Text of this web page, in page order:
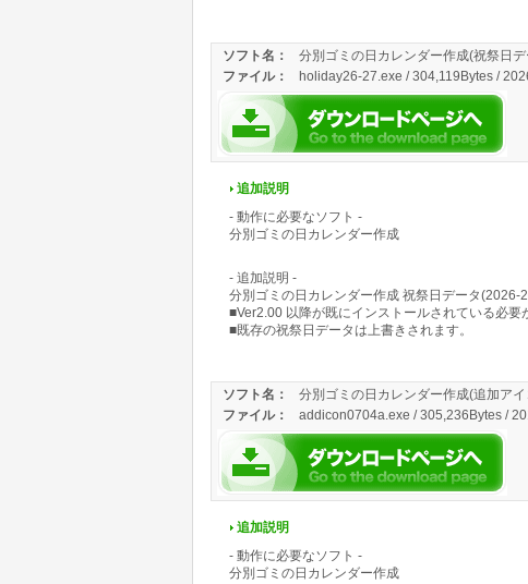
ソフト名： 分別ゴミの日カレンダー作成(祝祭日
ファイル： holiday26-27.exe / 304,119Bytes /
追加説明
- 動作に必要なソフト -
分別ゴミの日カレンダー作成
- 追加説明 -
分別ゴミの日カレンダー作成 祝祭日データ(2026-
■Ver2.00 以降が既にインストールされている必要
■既存の祝祭日データは上書きされます。
ソフト名： 分別ゴミの日カレンダー作成(追加ア
ファイル： addicon0704a.exe / 305,236Bytes /
追加説明
- 動作に必要なソフト -
分別ゴミの日カレンダー作成